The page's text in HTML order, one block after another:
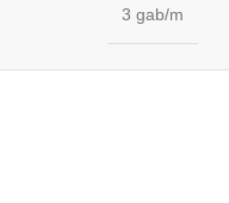
3 gab/m